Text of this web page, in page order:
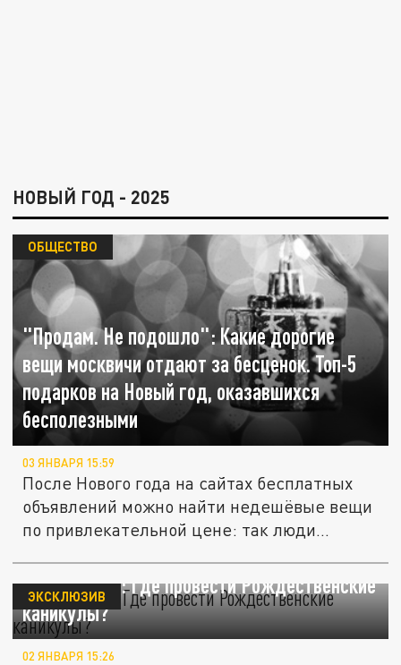
НОВЫЙ ГОД - 2025
"Продам. Не подошло": Какие дорогие
вещи москвичи отдают за бесценок. Топ-5
подарков на Новый год, оказавшихся
бесполезными
ОБЩЕСТВО
03 ЯНВАРЯ 15:59
После Нового года на сайтах бесплатных
объявлений можно найти недешёвые вещи
по привлекательной цене: так люди...
Место гения: Где провести Рождественские
каникулы?
ЭКСКЛЮЗИВ
02 ЯНВАРЯ 15:26